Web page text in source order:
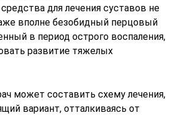
для лечения суставов не
вполне безобидный перцовый
в период острого воспаления,
развитие тяжелых
может составить схему лечения,
вариант, отталкиваясь от